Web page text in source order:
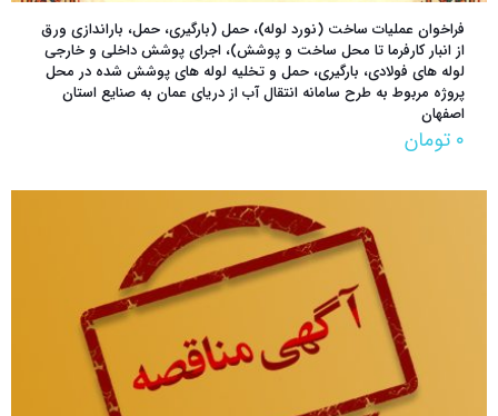
فراخوان عمليات ساخت (نورد لوله)، حمل (بارگیری، حمل، باراندازی ورق
از انبار کارفرما تا محل ساخت و پوشش)، اجرای پوشش داخلی و خارجی
لوله های فولادی، بارگیری، حمل و تخلیه لوله های پوشش شده در محل
پروژه مربوط به طرح سامانه انتقال آب از دریای عمان به صنایع استان
اصفهان
۰ تومان